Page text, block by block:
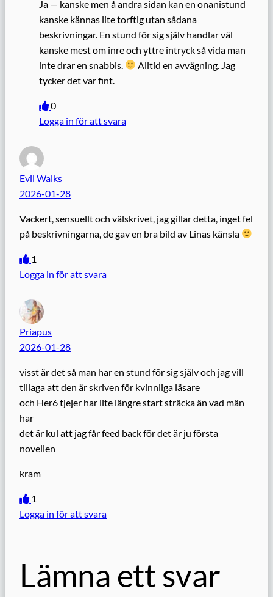
Ja — kanske men å andra sidan kan en onanistund
kanske kännas lite torftig utan sådana
beskrivningar. En stund för sig själv handlar väl
kanske mest om inre och yttre intryck så vida man
inte drar en snabbis.
Alltid en avvägning. Jag
tycker det var fint.
0
Logga in för att svara
Evil Walks
2026-01-28
Vackert, sensuellt och välskrivet, jag gillar detta, inget fel
på beskrivningarna, de gav en bra bild av Linas känsla
1
Logga in för att svara
Priapus
2026-01-28
visst är det så man har en stund för sig själv och jag vill
tillaga att den är skriven för kvinnliga läsare
och Her6 tjejer har lite längre start sträcka än vad män
har
det är kul att jag får feed back för det är ju första
novellen
kram
1
Logga in för att svara
Lämna ett svar